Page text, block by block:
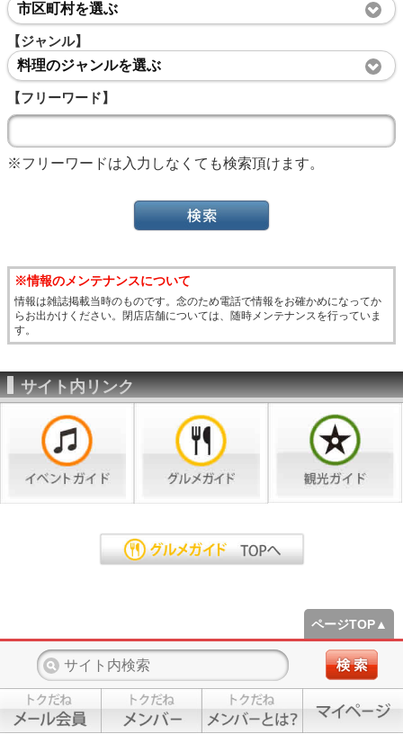
市区町村を選ぶ
【ジャンル】
料理のジャンルを選ぶ
【フリーワード】
※フリーワードは入力しなくても検索頂けます。
※情報のメンテナンスについて
情報は雑誌掲載当時のものです。念のため電話で情報をお確かめになってか
らお出かけください。閉店店舗については、随時メンテナンスを行っていま
す。
サイト内リンク
ページTOP▲